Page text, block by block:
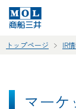
トップページ IR
マーケ